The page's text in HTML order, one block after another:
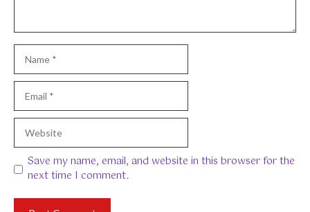
Name
Email
Website
Save my name, email, and website in this browser for the
next time I comment.